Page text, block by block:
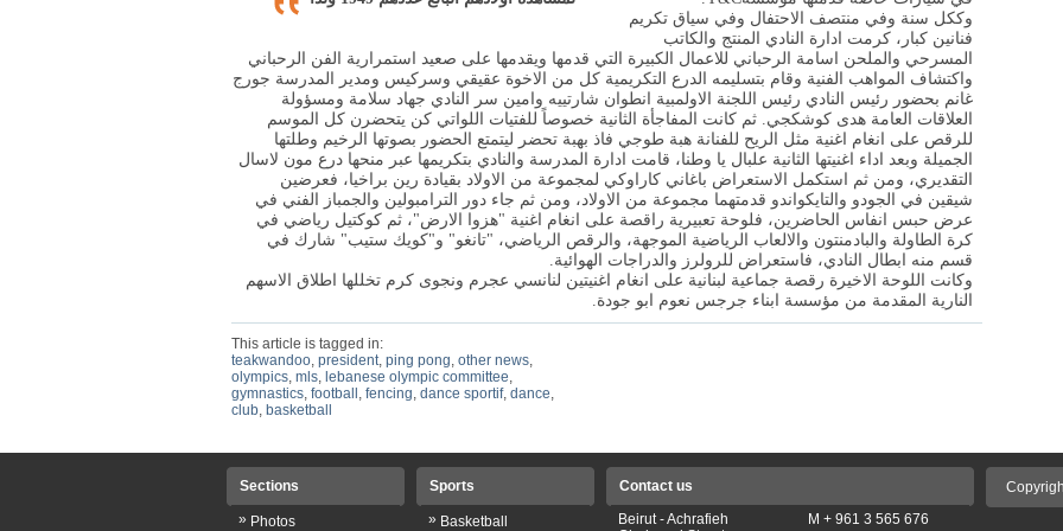
وككل سنة وفي منتصف الاحتفال وفي سياق تكريم
فنانين كبار، كرمت ادارة النادي المنتج والكاتب
المسرحي والملحن اسامة الرحباني للاعمال الكبيرة التي قدمها ويقدمها على صعيد استمرارية الفن الرحباني
واكتشاف المواهب الفنية وقام بتسليمه الدرع التكريمية كل من الاخوة عقيقي وسركيس ومدير المدرسة جورج
غانم بحضور رئيس النادي رئيس اللجنة الاولمبية انطوان شارتييه وامين سر النادي جهاد سلامة ومسؤولة
العلاقات العامة هدى كوشكجي. ثم كانت المفاجأة الثانية خصوصاً للفتيات اللواتي كن يتحضرن كل الموسم
للرقص على انغام اغنية مثل الريح للفنانة هبة طوجي فاذ بهبة تحضر ليتمتع الحضور بصوتها الرخيم وطلتها
الجميلة وبعد اداء اغنيتها الثانية علبال يا وطنا، قامت ادارة المدرسة والنادي بتكريمها عبر منحها درع مون لاسال
التقديري، ومن ثم استكمل الاستعراض باغاني كاراوكي لمجموعة من الاولاد بقيادة رين براخيا، فعرضين
شيقين في الجودو والتايكواندو قدمتهما مجموعة من الاولاد، ومن ثم جاء دور الترامبولين والجمباز الفني في
عرض حبس انفاس الحاضرين، فلوحة تعبيرية راقصة على انغام اغنية "هزوا الارض"، ثم كوكتيل رياضي في
كرة الطاولة والبادمنتون والالعاب الرياضية الموجهة، والرقص الرياضي، "تانغو" و"كويك ستيب" شارك في
قسم منه ابطال النادي، فاستعراض للرولرز والدراجات الهوائية.
وكانت اللوحة الاخيرة رقصة جماعية لبنانية على انغام اغنيتين لنانسي عجرم ونجوى كرم تخللها اطلاق الاسهم
النارية المقدمة من مؤسسة ابناء جرجس نعوم ابو جودة.
This article is tagged in:
teakwandoo, president, ping pong, other news,
olympics, mls, lebanese olympic committee,
gymnastics, football , fencing, dance sportif, dance,
club, basketball
Sections
» Photos
Sports
» Basketball
Contact us
Beirut - Achrafieh
M + 961 3 565 676